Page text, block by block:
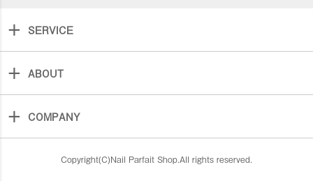
SERVICE
ABOUT
COMPANY
Copyright(C)Nail Parfait Shop.All rights reserved.